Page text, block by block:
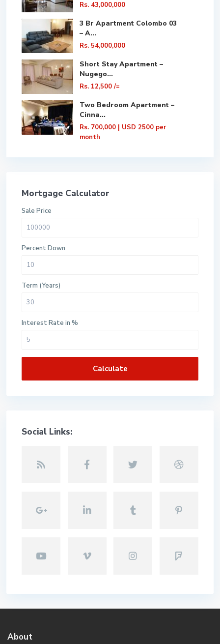
Rs. 43,000,000
3 Br Apartment Colombo 03
– A...
Rs. 54,000,000
Short Stay Apartment –
Nugego...
Rs. 12,500/=
Two Bedroom Apartment –
Cinna...
Rs. 700,000 | USD 2500 per
month
Mortgage Calculator
Sale Price
Percent Down
Term (Years)
Interest Rate in %
Calculate
Social Links:
About